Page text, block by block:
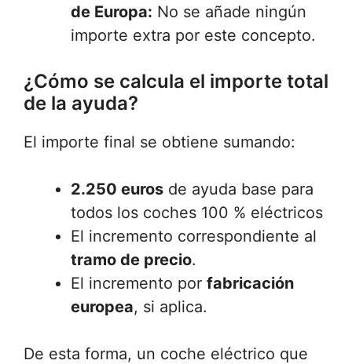
de Europa: No se añade ningún
importe extra por este concepto.
¿Cómo se calcula el importe total
de la ayuda?
El importe final se obtiene sumando:
2.250 euros de ayuda base para
todos los coches 100 % eléctricos
El incremento correspondiente al
tramo de precio.
El incremento por fabricación
europea, si aplica.
De esta forma, un coche eléctrico que